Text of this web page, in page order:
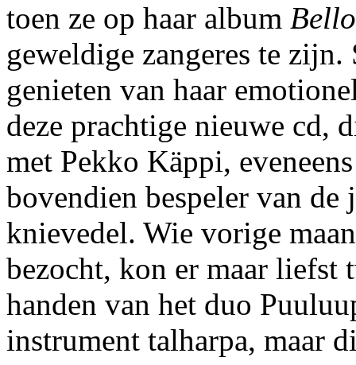
toen ze op haar album
geweldige zangeres te
genieten van haar
deze prachtige nieuwe cd,
met Pekko Käppi,
bovendien bespeler van
knievedel. Wie vorige
bezocht, kon er maar liefst
handen van het duo
instrument talharpa, maar